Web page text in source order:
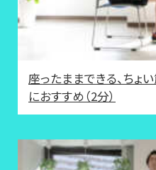
座ったままできる、ちょ
におすすめ（2分）